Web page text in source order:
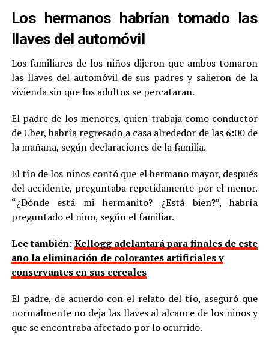
Los hermanos habrían tomado las
llaves del automóvil
Los familiares de los niños dijeron que ambos tomaron
las llaves del automóvil de sus padres y salieron de la
vivienda sin que los adultos se percataran.
El padre de los menores, quien trabaja como conductor
de Uber, habría regresado a casa alrededor de las 6:00 de
la mañana, según declaraciones de la familia.
El tío de los niños contó que el hermano mayor, después
del accidente, preguntaba repetidamente por el menor.
“¿Dónde está mi hermanito? ¿Está bien?”, habría
preguntado el niño, según el familiar.
Lee también:Kellogg adelantará para finales de este
año la eliminación de colorantes artificiales y
conservantes en sus cereales
El padre, de acuerdo con el relato del tío, aseguró que
normalmente no deja las llaves al alcance de los niños y
que se encontraba afectado por lo ocurrido.